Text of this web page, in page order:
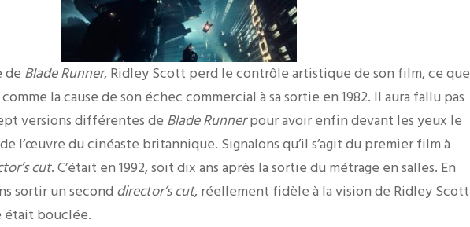
de Blade Runner, Ridley Scott perd le contrôle artistique de son film, ce que
la cause de son échec commercial à sa sortie en 1982. Il aura fallu pas
versions différentes de Blade Runnerpour avoir enfin devant les yeux le
l’œuvre du cinéaste britannique. Signalons qu’il s’agit du premier film à
cut. C’était en 1992, soit dix ans après la sortie du métrage en salles. En
sortir un second director’s cut, réellement fidèle à la vision de Ridley Scott
était bouclée.